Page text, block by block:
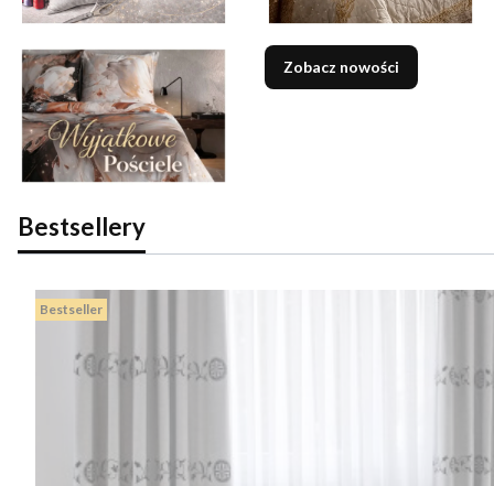
Zobacz nowości
Bestsellery
Bestseller